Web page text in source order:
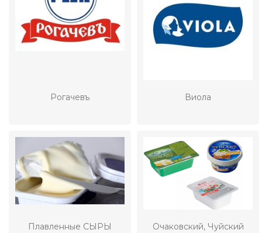
Рогачевъ Виола
Плавленные СЫРЫ Очаковский, Чуйский